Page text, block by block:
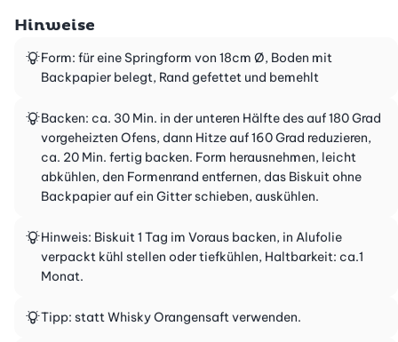
Hinweise
Form: für eine Springform von 18cm Ø, Boden mit
Backpapier belegt, Rand gefettet und bemehlt
Backen: ca. 30 Min. in der unteren Hälfte des auf 180 Grad
vorgeheizten Ofens, dann Hitze auf 160 Grad reduzieren,
ca. 20 Min. fertig backen. Form herausnehmen, leicht
abkühlen, den Formenrand entfernen, das Biskuit ohne
Backpapier auf ein Gitter schieben, auskühlen.
Hinweis: Biskuit 1 Tag im Voraus backen, in Alufolie
verpackt kühl stellen oder tiefkühlen, Haltbarkeit: ca.1
Monat.
Tipp: statt Whisky Orangensaft verwenden.